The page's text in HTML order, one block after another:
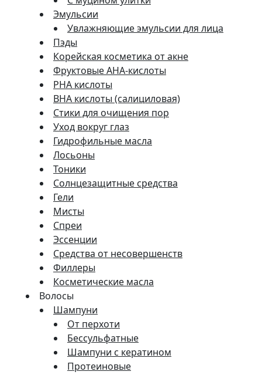
Эмульсии
Увлажняющие эмульсии для лица
Пэды
Корейская косметика от акне
Фруктовые AHA-кислоты
PHA кислоты
BHA кислоты (салициловая)
Стики для очищения пор
Уход вокруг глаз
Гидрофильные масла
Лосьоны
Тоники
Солнцезащитные средства
Гели
Мисты
Спреи
Эссенции
Средства от несовершенств
Филлеры
Косметические масла
Волосы
Шампуни
От перхоти
Бессульфатные
Шампуни с кератином
Протеиновые